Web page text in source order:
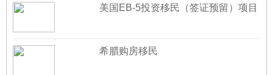
美国EB-5投资移民（签证预留）项目
希腊购房移民